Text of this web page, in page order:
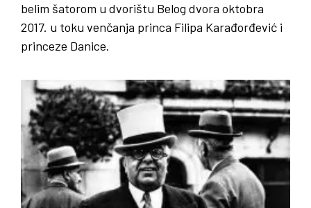
belim šatorom u dvorištu Belog dvora oktobra
2017. u toku venčanja princa Filipa Karađorđević i
princeze Danice.